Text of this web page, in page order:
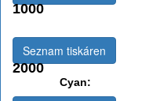
1000
2000
Seznam tiskáren
Cyan: